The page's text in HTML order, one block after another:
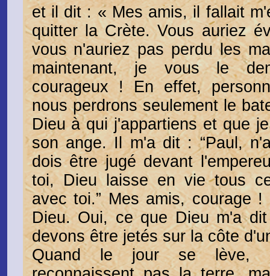
et il dit : « Mes amis, il fallait
quitter la Crète. Vous auriez
vous n'auriez pas perdu les
maintenant, je vous le
courageux ! En effet,
nous perdrons seulement le
Dieu à qui j'appartiens et que
son ange. Il m'a dit : “Paul,
dois être jugé devant
toi, Dieu laisse en vie tous
avec toi.” Mes amis, courage
Dieu. Oui, ce que Dieu m'a
devons être jetés sur la côte
Quand le jour se lève,